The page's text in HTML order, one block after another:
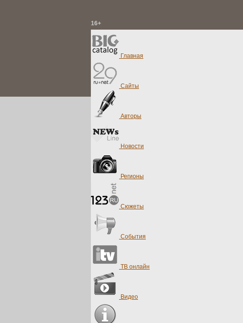
16+
Главная
Сайты
Авторы
Новости
Регионы
Сюжеты
События
ТВ онлайн
Видео